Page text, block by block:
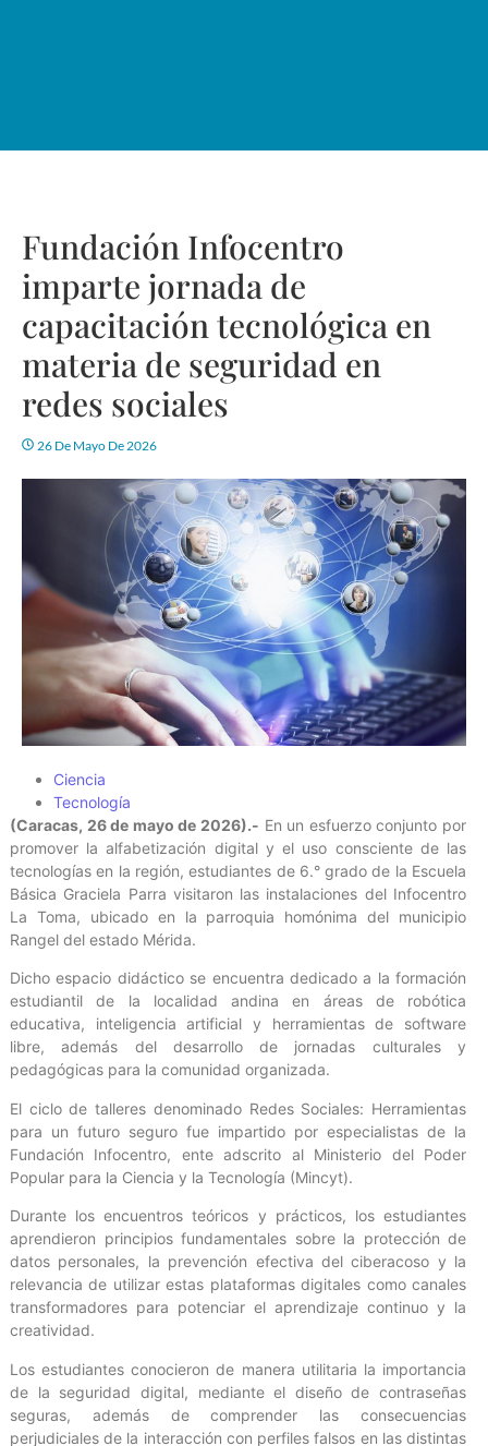
Fundación Infocentro
imparte jornada de
capacitación tecnológica en
materia de seguridad en
redes sociales
26 De Mayo De 2026
Ciencia
Tecnología
(Caracas, 26 de mayo de 2026).- En un esfuerzo conjunto por
promover la alfabetización digital y el uso consciente de las
tecnologías en la región, estudiantes de 6.° grado de la Escuela
Básica Graciela Parra visitaron las instalaciones del Infocentro
La Toma, ubicado en la parroquia homónima del municipio
Rangel del estado Mérida.
Dicho espacio didáctico se encuentra dedicado a la formación
estudiantil de la localidad andina en áreas de robótica
educativa, inteligencia artificial y herramientas de software
libre, además del desarrollo de jornadas culturales y
pedagógicas para la comunidad organizada.
El ciclo de talleres denominado Redes Sociales: Herramientas
para un futuro seguro fue impartido por especialistas de la
Fundación Infocentro, ente adscrito al Ministerio del Poder
Popular para la Ciencia y la Tecnología (Mincyt).
Durante los encuentros teóricos y prácticos, los estudiantes
aprendieron principios fundamentales sobre la protección de
datos personales, la prevención efectiva del ciberacoso y la
relevancia de utilizar estas plataformas digitales como canales
transformadores para potenciar el aprendizaje continuo y la
creatividad.
Los estudiantes conocieron de manera utilitaria la importancia
de la seguridad digital, mediante el diseño de contraseñas
seguras, además de comprender las consecuencias
perjudiciales de la interacción con perfiles falsos en las distintas